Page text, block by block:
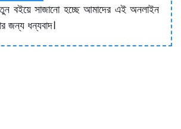
বইয়ে সাজানো হচ্ছে আমাদের এই অনলাইন
জন্য ধন্যবাদ।